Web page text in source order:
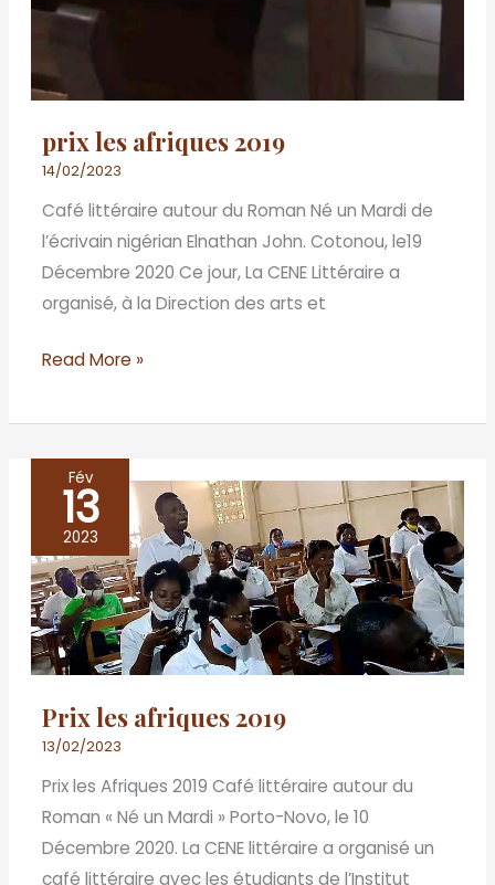
prix les afriques 2019
14/02/2023
Café littéraire autour du Roman Né un Mardi de
l’écrivain nigérian Elnathan John. Cotonou, le19
Décembre 2020 Ce jour, La CENE Littéraire a
organisé, à la Direction des arts et
Read More »
Fév
13
2023
Prix les afriques 2019
13/02/2023
Prix les Afriques 2019 Café littéraire autour du
Roman « Né un Mardi » Porto-Novo, le 10
Décembre 2020. La CENE littéraire a organisé un
café littéraire avec les étudiants de l’Institut
les
afriques
2019